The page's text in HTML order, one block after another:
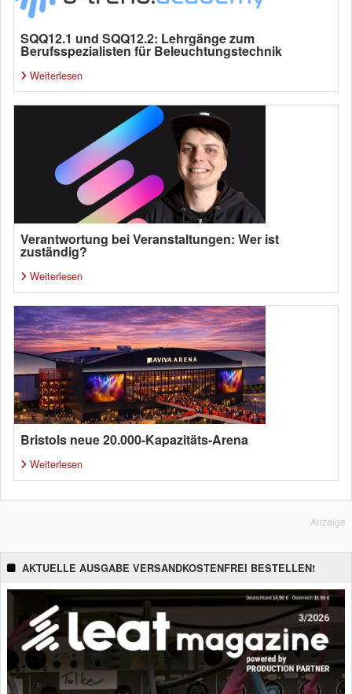
SQQ12.1 und SQQ12.2: Lehrgänge zum
Berufsspezialisten für Beleuchtungstechnik
Weiterlesen
Verantwortung bei Veranstaltungen: Wer ist
zuständig?
Weiterlesen
Bristols neue 20.000-Kapazitäts-Arena
Weiterlesen
Anzeige
AKTUELLE AUSGABE VERSANDKOSTENFREI BESTELLEN!